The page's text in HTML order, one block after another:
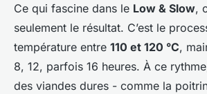
Ce qui fascine dans le Low & Slow,
seulement le résultat. C’est le
température entre 110 et 120 °C,
8, 12, parfois 16 heures. À ce
des viandes dures - comme la